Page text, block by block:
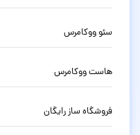
سئو ووکامرس
هاست ووکامرس
فروشگاه ساز رایگان